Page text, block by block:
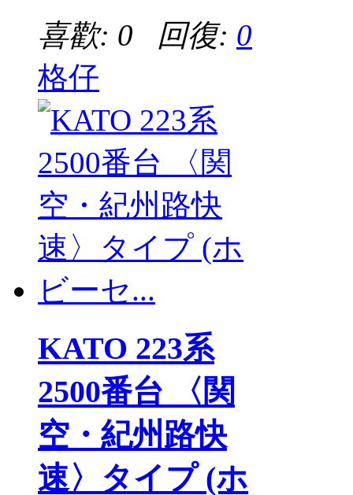
喜歡: 0 回復: 0
格仔
KATO 223系
2500番台 〈関
空・紀州路快
速〉タイプ (ホ